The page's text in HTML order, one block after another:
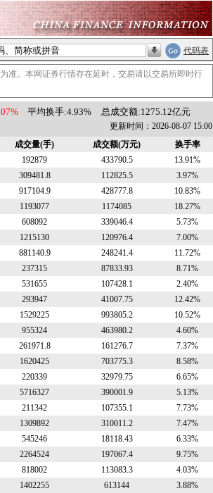
代码表
准。本网证券行情存在延时，交易请以交易所即时行
平均换手:4.93% 总成交额:1275.12亿元
更新时间：2026-08-07 15:00
成交量(手) 成交额(万元)
换手率
192879 433790.5
13.91%
309481.8 112825.5
3.97%
917104.9 428777.8
10.83%
1193077 1174085
18.27%
608092 339046.4
5.73%
1215130 120976.4
7.00%
881140.9 248241.4
11.72%
237315 87833.93
8.71%
531655 107428.1
2.40%
293947 41007.75
12.42%
1529225 993805.2
10.52%
955324 463980.2
4.60%
261971.8 161276.7
7.37%
1620425 703775.3
8.58%
220339 32979.75
6.65%
5716327 390001.9
5.13%
211342 107355.1
7.73%
1309892 310011.2
7.47%
545246 18118.43
6.33%
2264524 197067.4
9.75%
818002 113083.3
4.03%
1402255 613144
3.88%